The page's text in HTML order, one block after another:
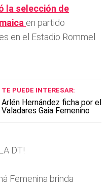
la selección de
en partido
en el Estadio Rommel
TE PUEDE INTERESAR:
Arlén Hernández ficha por el
Valadares Gaia Femenino
DT!
Femenina brinda